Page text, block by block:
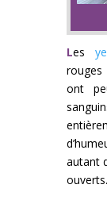
Les
rouges
ont
autant
ouverts.